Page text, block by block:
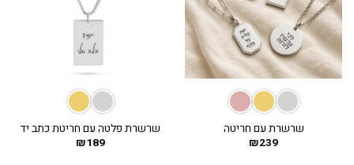
שרשרת עם חריטה
₪239
שרשרת פלטה עם חריטת כתב יד
₪189